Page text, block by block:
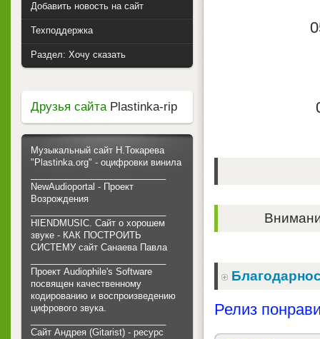
Релиз
Добавить новость на сайт
Техподдержка
Раздел: Хочу сказать
Друзья сайтаPlastinka-rip
Музыкальный сайт Н.Токарева
"Plastinka.org" - оцифровки винила
NewAudioportal - Проект
Возрождения
HIENDMUSIC. Сайт о хорошем
звуке - КАК ПОСТРОИТЬ
СИСТЕМУ сайт Санаева Павла
Проект Audiophile's Software
посвящен качественному
кодированию и воспроизведению
цифрового звука.
Сайт Андрея (Gitarist) - ресурс